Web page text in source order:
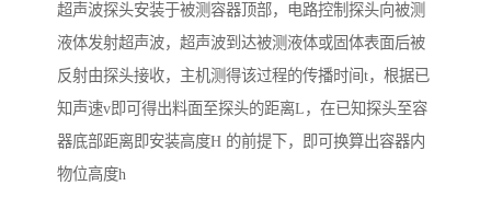
超声波探头安装于被测容器顶部，电路控制探头向被测
液体发射超声波，超声波到达被测液体或固体表面后被
反射由探头接收，主机测得该过程的传播时间t，根据已
知声速v即可得出料面至探头的距离L，在已知探头至容
器底部距离即安装高度H 的前提下，即可换算出容器内
物位高度h